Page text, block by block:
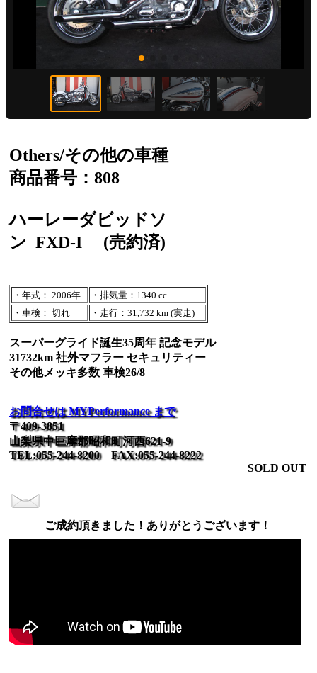
Others/その他の車種
商品番号：808
ハーレーダビッドソ
ン FXD-I (売約済)
・年式： 2006年
・排気量：1340 cc
・車検： 切れ
・走行：31,732 km (実走)
スーパーグライド誕生35周年 記念モデル
31732km 社外マフラー セキュリティー
その他メッキ多数 車検26/8
お問合せは MYPerformance まで
〒409-3851
山梨県中巨摩郡昭和町河西621-9
TEL:055-244-8200 FAX:055-244-8222
SOLD OUT
ご成約頂きました！ありがとうございます！